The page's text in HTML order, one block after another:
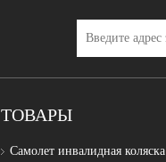
ТОВАРЫ
Самолет инвалидная коляска